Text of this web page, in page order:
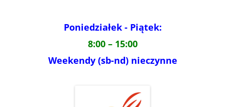
Poniedziałek - Piątek:
8:00 – 15:00
Weekendy (sb-nd) nieczynne